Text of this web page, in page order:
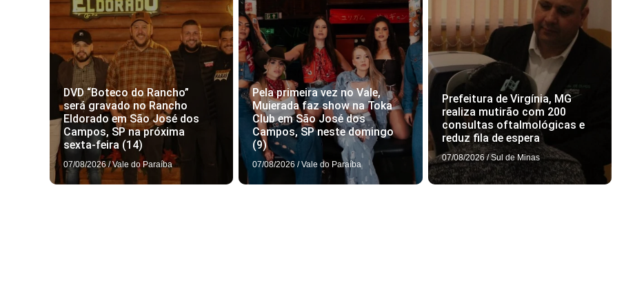
DVD “Boteco do Rancho”
será gravado no Rancho
Eldorado em São José dos
Campos, SP na próxima
sexta-feira (14)
07/08/2026 / Vale do Paraíba
Pela primeira vez no Vale,
Muierada faz show na Toka
Club em São José dos
Campos, SP neste domingo
(9)
07/08/2026 / Vale do Paraíba
Prefeitura de Virgínia, MG
realiza mutirão com 200
consultas oftalmológicas e
reduz fila de espera
07/08/2026 / Sul de Minas